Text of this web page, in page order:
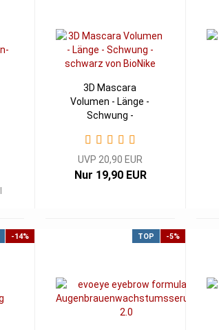
3D Mascara
Volumen - Länge -
Schwung -
UVP 20,90 EUR
Nur 19,90 EUR
-14% TOP -5%